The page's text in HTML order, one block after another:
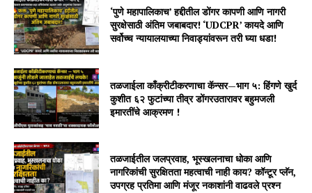
‘पुणे महापालिकाच’ हद्दीतील डोंगर कापणी आणि नागरी
सुरक्षेसाठी अंतिम जबाबदार! ‘UDCPR’ कायदे आणि
सर्वोच्च न्यायालयाच्या निवाड्यांवरून तरी घ्या धडा!
तळजाईला काँक्रीटीकरणाचा कॅन्सर—भाग ५: हिंगणे खुर्द
कुशीत ६२ फुटांच्या तीव्र डोंगरउतारावर बहुमजली
इमारतींचे आक्रमण !
तळजाईतील जलप्रवाह, भूस्खलनाचा धोका आणि
नागरिकांची सुरक्षितता महत्वाची नाही काय? कॉन्टूर प्लॅन,
उपग्रह प्रतिमा आणि मंजूर नकाशांनी वाढवले प्रश्न